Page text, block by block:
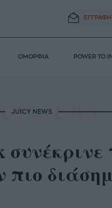
ΟΜΟΡΦΙΑ POWER TO
JUICY NEWS
πιο